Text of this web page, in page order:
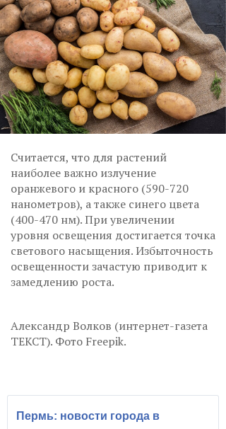
Считается, что для растений
наиболее важно излучение
оранжевого и красного (590-720
нанометров), а также синего цвета
(400-470 нм). При увеличении
уровня освещения достигается точка
светового насыщения. Избыточность
освещенности зачастую приводит к
замедлению роста.
Александр Волков (интернет-газета
ТЕКСТ). Фото Freepik.
Пермь: новости города в